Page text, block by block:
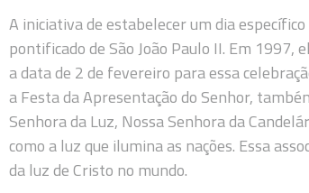
A iniciativa de estabelecer um dia
pontificado de São João Paulo II. Em 1997,
a data de 2 de fevereiro para essa
a Festa da Apresentação do Senhor,
Senhora da Luz, Nossa Senhora da
como a luz que ilumina as nações. Essa
da luz de Cristo no mundo.